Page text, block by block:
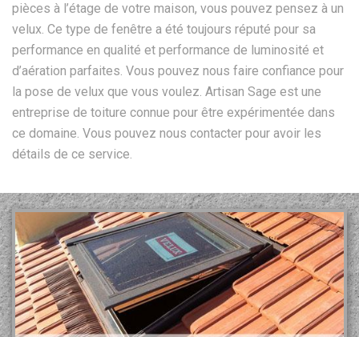
pièces à l’étage de votre maison, vous pouvez pensez à un
velux. Ce type de fenêtre a été toujours réputé pour sa
performance en qualité et performance de luminosité et
d’aération parfaites. Vous pouvez nous faire confiance pour
la pose de velux que vous voulez. Artisan Sage est une
entreprise de toiture connue pour être expérimentée dans
ce domaine. Vous pouvez nous contacter pour avoir les
détails de ce service.